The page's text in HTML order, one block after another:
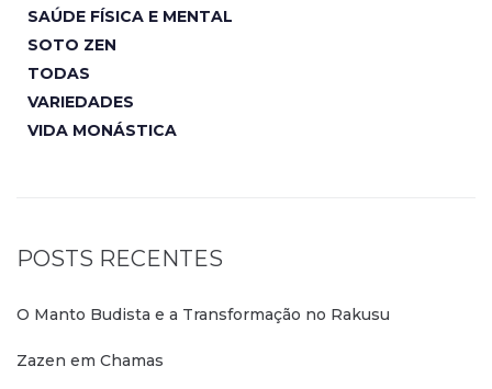
SAÚDE FÍSICA E MENTAL
SOTO ZEN
TODAS
VARIEDADES
VIDA MONÁSTICA
POSTS RECENTES
O Manto Budista e a Transformação no Rakusu
Zazen em Chamas